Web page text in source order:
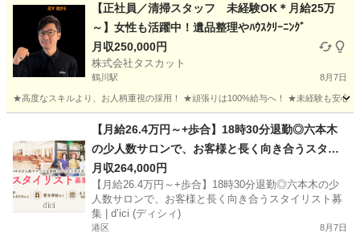
【正社員／清掃スタッフ 未経験OK＊月給25万
～】女性も活躍中！遺品整理やﾊｳｽｸﾘｰﾆﾝｸﾞ
月収250,000円
株式会社タスカット
鶴川駅 8月7日
★高度なスキルより、お人柄重視の採用！ ★頑張りは100%給与へ！ ★未経験も安心
鶴川駅 その他
【月給26.4万円～+歩合】18時30分退勤◎六本木
の少人数サロンで、お客様と長く向き合うスタイ
リスト募集 | d’ici (ディシィ)
月収264,000円
【月給26.4万円～+歩合】18時30分退勤◎六本木の少
人数サロンで、お客様と長く向き合うスタイリスト募
集 | d’ici (ディシィ)
港区 8月7日